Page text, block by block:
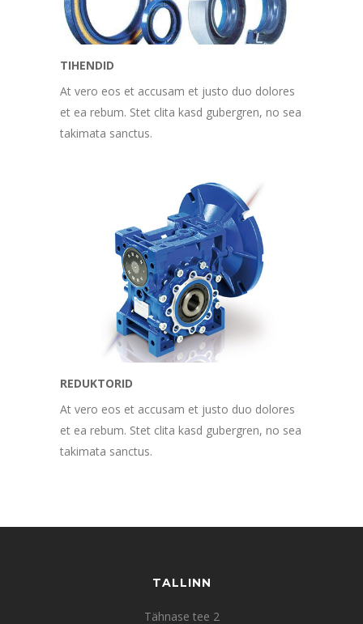
TIHENDID
At vero eos et accusam et justo duo dolores
et ea rebum. Stet clita kasd gubergren, no sea
takimata sanctus.
REDUKTORID
At vero eos et accusam et justo duo dolores
et ea rebum. Stet clita kasd gubergren, no sea
takimata sanctus.
TALLINN
Tähnase tee 2